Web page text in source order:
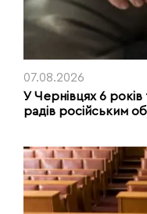
07.08.2026
У Чернівцях 6
радів російським